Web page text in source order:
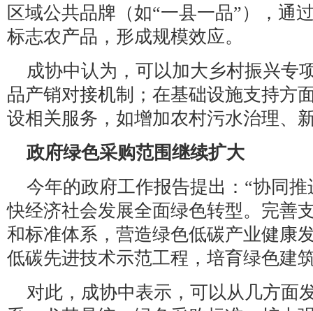
区域公共品牌（如“一县一品”），通
标志农产品，形成规模效应。
成协中认为，可以加大乡村振兴专
品产销对接机制；在基础设施支持方
设相关服务，如增加农村污水治理、
政府绿色采购范围继续扩大
今年的政府工作报告提出：“协同
快经济社会发展全面绿色转型。完善
和标准体系，营造绿色低碳产业健康
低碳先进技术示范工程，培育绿色建
对此，成协中表示，可以从几方面